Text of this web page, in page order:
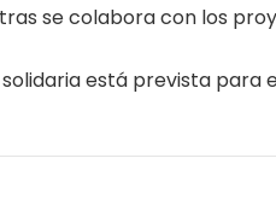
se colabora con los
está prevista para